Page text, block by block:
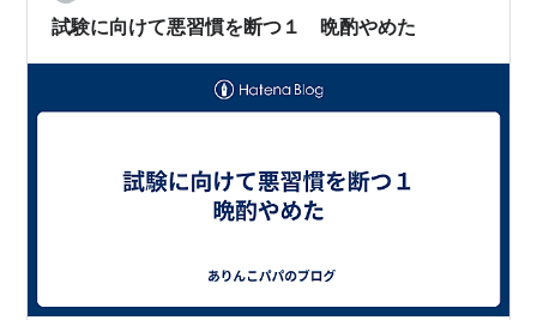
試験に向けて悪習慣を断つ１ 晩酌やめた